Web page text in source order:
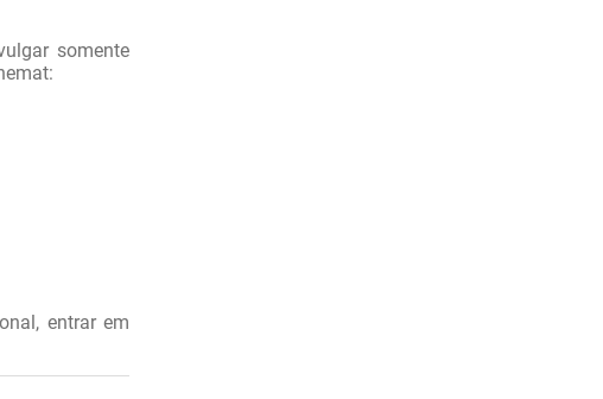
somente
entrar em